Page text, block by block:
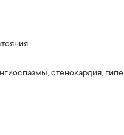
стенокардия,